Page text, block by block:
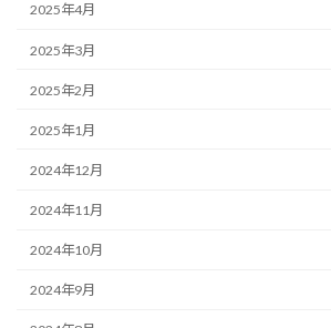
2025年4月
2025年3月
2025年2月
2025年1月
2024年12月
2024年11月
2024年10月
2024年9月